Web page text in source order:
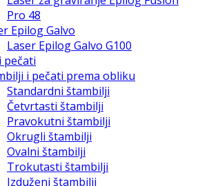
Pro 48
Epilog Galvo
Laser Epilog Galvo G100
pečati
i pečati prema obliku
Standardni štambilji
Četvrtasti štambilji
Pravokutni štambilji
Okrugli štambilji
Ovalni štambilji
Trokutasti štambilji
Izduženi štambilji